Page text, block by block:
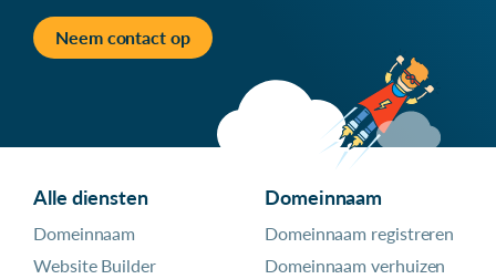
Neem contact op
Alle diensten
Domeinnaam
Website Builder
Domeinnaam
Domeinnaam registreren
Domeinnaam verhuizen